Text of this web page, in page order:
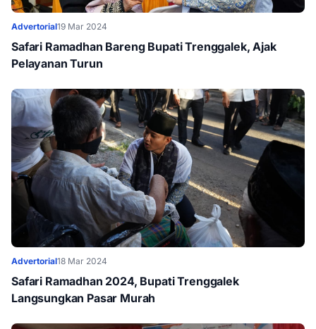
Advertorial19 Mar 2024
Safari Ramadhan Bareng Bupati Trenggalek, Ajak
Pelayanan Turun
Advertorial18 Mar 2024
Safari Ramadhan 2024, Bupati Trenggalek
Langsungkan Pasar Murah